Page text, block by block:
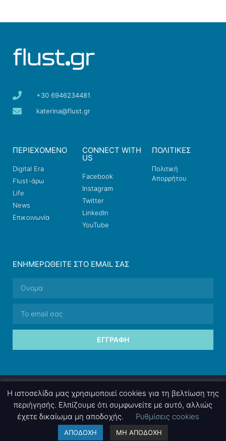
+30 6946234481
katerina@flust.gr
ΠΕΡΙΕΧΟΜΕΝΟ
Digital Era
Flust-άρω
Life
News
Επικοινωνία
CONNECT WITH
US
Facebook
Instagram
Twitter
LinkedIn
YouTube
ΠΟΛΙΤΙΚΕΣ
Πολιτική
Απορρήτου
ΕΝΗΜΕΡΩΘΕΊΤΕ ΣΤΟ EMAIL ΣΑΣ
ΕΓΓΡΑΦΉ
nettings, ltd . Powered bymgk
Η ιστοσελίδα μας χρησιμοποιεί cookies για τη βελτίωση της
περιήγησής. Ελπίζουμε ότι συμφωνείτε με αυτό, αλλιώς
έχετε δικαίωμα μη αποδοχής.
Ρυθμίσεις cookies
ΑΠΟΔΟΧΗ ΜΗ ΑΠΟΔΟΧΗ